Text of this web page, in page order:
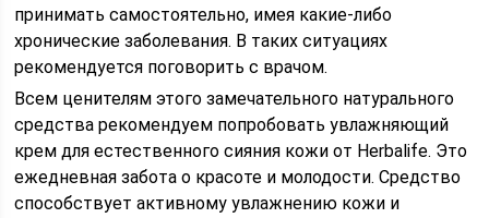
принимать самостоятельно, имея какие-либо
хронические заболевания. В таких ситуациях
рекомендуется поговорить с врачом.
Всем ценителям этого замечательного натурального
средства рекомендуем попробовать увлажняющий
крем для естественного сияния кожи от Herbalife. Это
ежедневная забота о красоте и молодости. Средство
способствует активному увлажнению кожи и